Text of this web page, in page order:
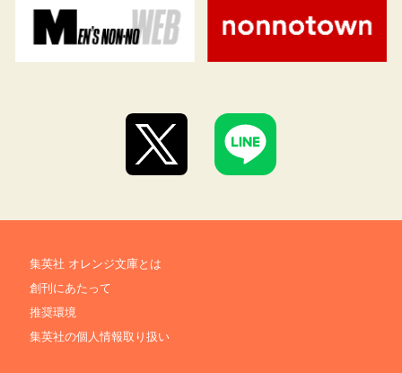
集英社 オレンジ文庫とは
創刊にあたって
推奨環境
集英社の個人情報取り扱い